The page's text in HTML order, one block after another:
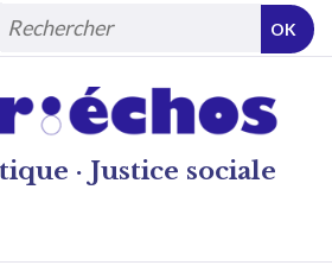
· Justice sociale
OK